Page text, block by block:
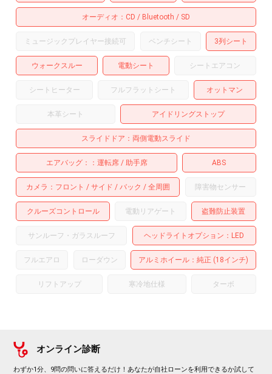
オーディオ CD Bluetooth SD
ミュージックプレイヤー接続可 ベンチシート 3列シート
ウォークスルー 電動シート シートエアコン
シートヒーター フルフラットシート オットマン
本革シート アイドリングストップ
スライドドア 両側電動スライド
エアバッグ： 運転席 助手席 ABS
カメラ フロント サイド バック 全周囲 障害物センサー
クルーズコントロール 電動リアゲート 盗難防止装置
サンルーフ・ガラスルーフ ヘッドライトオプション LED
フルエアロ ローダウン アルミホイール：純正 (18インチ)
リフトアップ 寒冷地仕様 ターボ
オンライン診断
わずか1分、9問の問いに答えるだけ！あなたが自社ローンを利用できるか試して